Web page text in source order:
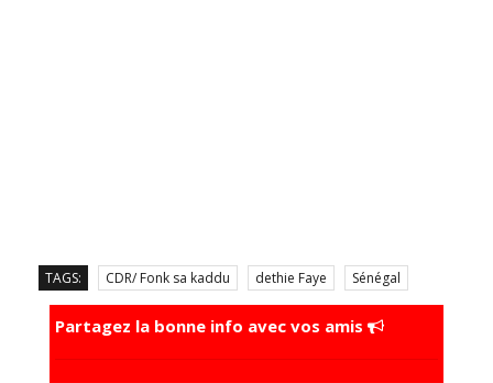
TAGS: CDR/ Fonk sa kaddu dethie Faye Sénégal
Partagez la bonne info avec vos amis